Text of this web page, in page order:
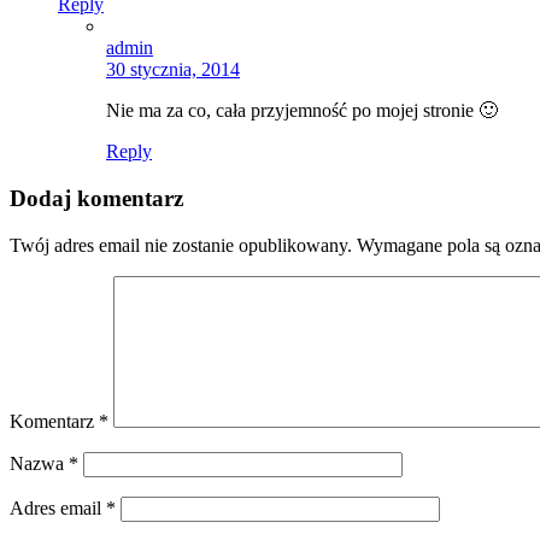
Reply
admin
30 stycznia, 2014
Nie ma za co, cała przyjemność po mojej stronie 🙂
Reply
Dodaj komentarz
Twój adres email nie zostanie opublikowany. Wymagane pola są
Komentarz *
Nazwa *
Adres email *